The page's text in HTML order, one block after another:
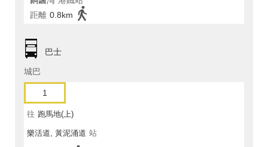
距離 0.8km
巴士
城巴
1
往 跑馬地(上)
樂活道, 黃泥涌道 站